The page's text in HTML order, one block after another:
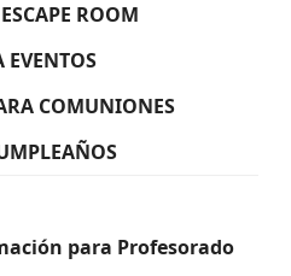
ROOM
EVENTOS
COMUNIONES
para Profesorado